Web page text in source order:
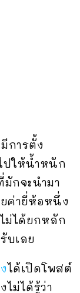
การตั้ง
ปให้น้ำหนัก
มักจะนำมา
ค่ายี่ห้อหนึ่ง
ม่ได้ยกหลัก
บเลย
ได้เปิดโพสต์
ไม่ได้รู้ว่า